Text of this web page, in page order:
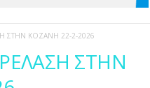
ΣΤΗΝ ΚΟΖΑΝΗ 22-2-2026
ΣΤΗΝ